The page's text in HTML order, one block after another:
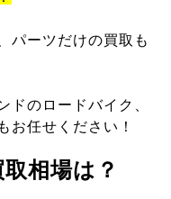
パーツだけの買取も
ドのロードバイク、
お任せください！
相場は？